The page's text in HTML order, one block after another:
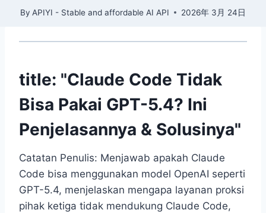
By APIYI - Stable and affordable AI API 2026年 3月 24日
title: "Claude Code Tidak
Bisa Pakai GPT-5.4? Ini
Penjelasannya & Solusinya"
Catatan Penulis: Menjawab apakah Claude
Code bisa menggunakan model OpenAI seperti
GPT-5.4, menjelaskan mengapa layanan proksi
pihak ketiga tidak mendukung Claude Code,